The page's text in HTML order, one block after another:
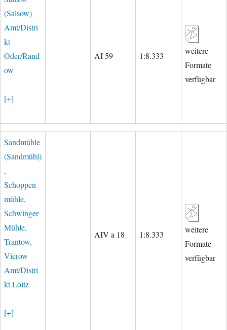
(Salsow)
Amt/Distri
kt
Oder/Rand
ow
[+]
AI 59 1:8.333
weitere
Formate
verfügbar
Sandmühle
(Sandmühl)
,
Schoppen
mühle,
Schwinger
Mühle,
Trantow,
Vierow
Amt/Distri
kt Loitz
[+]
AIV a 18 1:8.333
weitere
Formate
verfügbar